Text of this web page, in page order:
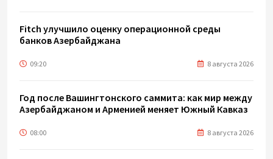
Fitch улучшило оценку операционной среды
банков Азербайджана
09:20 8 августа 2026
Год после Вашингтонского саммита: как мир между
Азербайджаном и Арменией меняет Южный Кавказ
08:00 8 августа 2026